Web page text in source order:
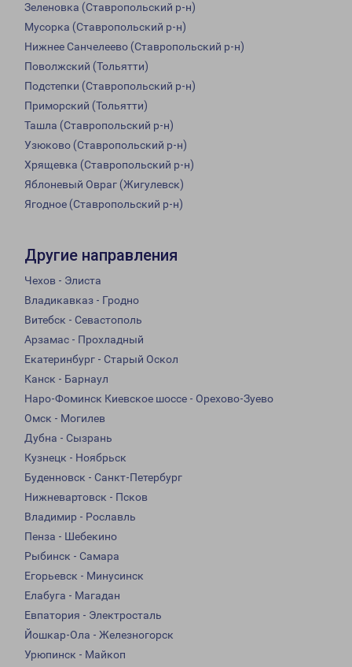
Зеленовка (Ставропольский р-н)
Мусорка (Ставропольский р-н)
Нижнее Санчелеево (Ставропольский р-н)
Поволжский (Тольятти)
Подстепки (Ставропольский р-н)
Приморский (Тольятти)
Ташла (Ставропольский р-н)
Узюково (Ставропольский р-н)
Хрящевка (Ставропольский р-н)
Яблоневый Овраг (Жигулевск)
Ягодное (Ставропольский р-н)
Другие направления
Чехов - Элиста
Владикавказ - Гродно
Витебск - Севастополь
Арзамас - Прохладный
Екатеринбург - Старый Оскол
Канск - Барнаул
Наро-Фоминск Киевское шоссе - Орехово-Зуево
Омск - Могилев
Дубна - Сызрань
Кузнецк - Ноябрьск
Буденновск - Санкт-Петербург
Нижневартовск - Псков
Владимир - Рославль
Пенза - Шебекино
Рыбинск - Самара
Егорьевск - Минусинск
Елабуга - Магадан
Евпатория - Электросталь
Йошкар-Ола - Железногорск
Урюпинск - Майкоп